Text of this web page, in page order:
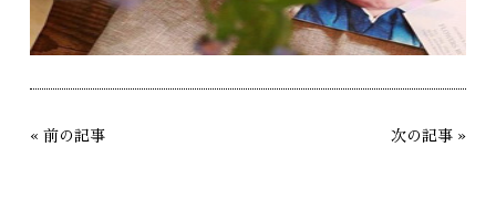
« 前の記事 次の記事 »